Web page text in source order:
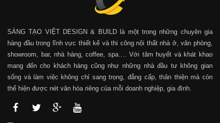
SÁNG TẠO VIỆT DESIGN & BUILD là một trong những chuyên gia
hàng đầu trong lĩnh vực thiết kế và thi công nội thất nhà ở, văn phòng,
showroom, bar, nhà hàng, coffee, spa…. Với tâm huyết và khát khao
mang đến cho khách hàng cũng như những nhà đầu tư không gian
sống và làm việc không chỉ sang trọng, đẳng cấp, thân thiện mà còn
thể hiện được nét văn hóa riêng của mỗi doanh nghiệp, gia đình.